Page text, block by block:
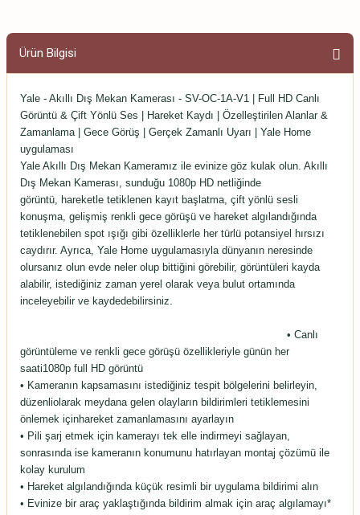
Ürün Bilgisi
Yale - Akıllı Dış Mekan Kamerası - SV-OC-1A-V1 | Full HD Canlı
Görüntü & Çift Yönlü Ses | Hareket Kaydı | Özelleştirilen Alanlar &
Zamanlama | Gece Görüş | Gerçek Zamanlı Uyarı | Yale Home
uygulaması
Yale Akıllı Dış Mekan Kameramız ile evinize göz kulak olun. Akıllı
Dış Mekan Kamerası, sunduğu 1080p HD netliğinde
görüntü, hareketle tetiklenen kayıt başlatma, çift yönlü sesli
konuşma, gelişmiş renkli gece görüşü ve hareket algılandığında
tetiklenebilen spot ışığı gibi özelliklerle her türlü potansiyel hırsızı
caydırır. Ayrıca, Yale Home uygulamasıyla dünyanın neresinde
olursanız olun evde neler olup bittiğini görebilir, görüntüleri kayda
alabilir, istediğiniz zaman yerel olarak veya bulut ortamında
inceleyebilir ve kaydedebilirsiniz.
• Canlı
görüntüleme ve renkli gece görüşü özellikleriyle günün her
saati1080p full HD görüntü
• Kameranın kapsamasını istediğiniz tespit bölgelerini belirleyin,
düzenliolarak meydana gelen olayların bildirimleri tetiklemesini
önlemek içinhareket zamanlamasını ayarlayın
• Pili şarj etmek için kamerayı tek elle indirmeyi sağlayan,
sonrasında ise kameranın konumunu hatırlayan montaj çözümü ile
kolay kurulum
• Hareket algılandığında küçük resimli bir uygulama bildirimi alın
• Evinize bir araç yaklaştığında bildirim almak için araç algılamayı*